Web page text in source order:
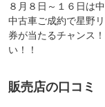
８月８日～１６日は
中古車ご成約で星野
券が当たるチャンス
い！！
販売店の口コミ